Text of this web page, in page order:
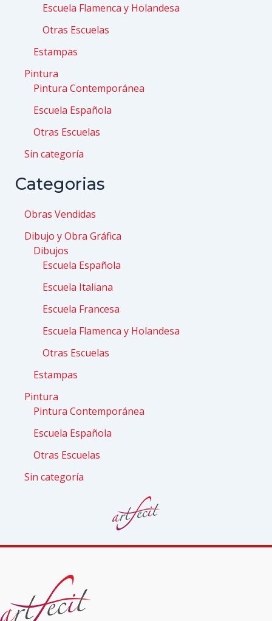
Escuela Flamenca y Holandesa
Otras Escuelas
Estampas
Pintura
Pintura Contemporánea
Escuela Española
Otras Escuelas
Sin categoría
Categorias
Obras Vendidas
Dibujo y Obra Gráfica
Dibujos
Escuela Española
Escuela Italiana
Escuela Francesa
Escuela Flamenca y Holandesa
Otras Escuelas
Estampas
Pintura
Pintura Contemporánea
Escuela Española
Otras Escuelas
Sin categoría